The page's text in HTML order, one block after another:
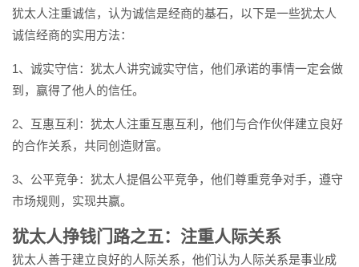
犹太人注重诚信，认为诚信是经商的基石，以下是一些犹太人
诚信经商的实用方法：
1、诚实守信：犹太人讲究诚实守信，他们承诺的事情一定会做
到，赢得了他人的信任。
2、互惠互利：犹太人注重互惠互利，他们与合作伙伴建立良好
的合作关系，共同创造财富。
3、公平竞争：犹太人提倡公平竞争，他们尊重竞争对手，遵守
市场规则，实现共赢。
犹太人挣钱门路之五：注重人际关系
犹太人善于建立良好的人际关系，他们认为人际关系是事业成